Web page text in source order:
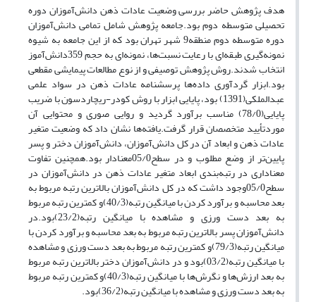
هدف پژوهش حاضر بررسی وضعیت عادات ذهن دانش‌آموزان دوره
تحصیلی متوسطه دوم بود.جامعه پژوهش شامل تمامی دانش‌آموزان
دوره متوسطه دوم منطقه9 شهر تهران بود که از این جامعه به شیوه
نمونه‌گیری طبقه‌ای با رعایت نسبت‌ها، نمونه‌ای به حجم 359دانش‌آموز
انتخاب شدند.روش پژوهش توصیفی و از نوع مطالعات پیمایشی مقطعی
بود.ابزار گردآوری داده‌ها پرسشنامه عادات ذهن در سواد علمی
عبدالملکی(1391) بود، پایایی ابزار با روش کودر-ریچاردسون با ضریب
پایایی(78/0) مناسب برآورد گردید و روایی صوری و محتوایی آن
موردتأیید متخصصان قرار گرفت.یافته‌ها نشان داد که وضعیت متغیر
عادات ذهن و ابعاد آن در کل دانش‌آموزان، دانش‌آموزان دختر و پسر
پایین‌تر از وضع مطلوب و در سطح05/0معنادار بود.همچنین تفاوت
معناداری در رتبه‌بندی ابعاد متغیر عادات ذهن در دانش‌آموزان در
سطح05/0وجود داشت که در کل دانش‌آموزان بالاترین رتبه مربوط به
بعد محاسبه و برآورد کردن با میانگین رتبه(40/3)و کمترین رتبه مربوط
به بعد دست ورزی و مشاهده با میانگین رتبه(23/2)بود.در
دانش‌آموزان پسر بالاترین رتبه مربوط به بعد محاسبه و برآورد کردن با
میانگین رتبه(79/3)و کمترین رتبه مربوط به بعد دست ورزی و مشاهده
با میانگین رتبه(03/2)بود و در دانش‌آموزان دختر بالاترین رتبه مربوط
به بعد ارزش‌ها و نگرش‌ها با میانگین رتبه(40/3)و کمترین رتبه مربوط
به بعد دست ورزی و مشاهده با میانگین رتبه(36/2)بود.